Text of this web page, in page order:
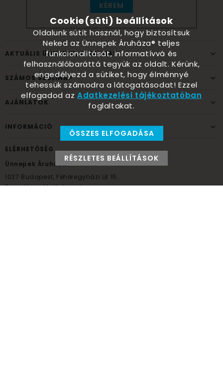
KÉREM
AKTUÁLIS ÜNNEPEK, ALKALMAK
SZÁMOS SZÜLINAP
AJÁNLATOK
INFORMÁCIÓ
ELÉRHETŐSÉG
Ünnepek Áruháza
1037 Budapest, Fehéregyházi út 15.
Személyes átvételi pont
Cookie(süti) beállítások
Oldalunk sütit használ, hogy biztosítsuk
Neked az Ünnepek Áruháza® teljes
funkcionalitását, informatívvá és
felhasználóbaráttá tegyük az oldalt. Kérünk,
engedélyezd a sütiket, hogy élménnyé
tehessük számodra a látogatásodat! Ezzel
elfogadod azAdatkezelési tájékoztatóban
foglaltakat.
ÖSSZES ELFOGADÁSA
RÉSZLETES BEÁLLÍTÁSOK